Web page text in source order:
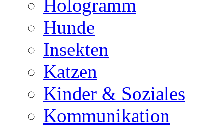
Hologramm
Hunde
Insekten
Katzen
Kinder & Soziales
Kommunikation